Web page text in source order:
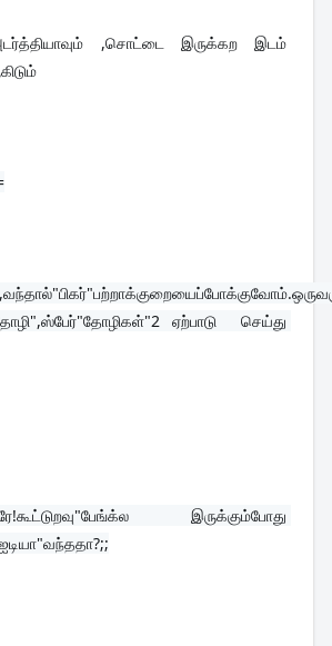
,சொட்டை இருக்கற இடம்
ஏற்பாடு  செய்து
இருக்கும்போது